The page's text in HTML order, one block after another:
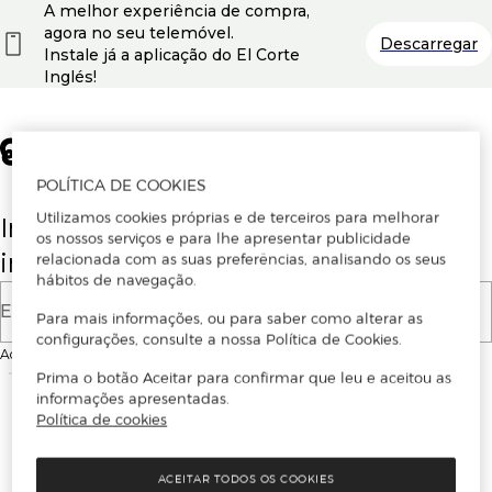
Insira o seu email para se registar ou
iniciar sessão.
E-mail
Ao continuar, aceitas as
A melhor experiência de compra,
agora no seu telemóvel.
Instale já a aplicação do El Corte
Inglés!
Descarregar
POLÍTICA DE COOKIES
Utilizamos cookies próprias e de terceiros para melhorar
os nossos serviços e para lhe apresentar publicidade
relacionada com as suas preferências, analisando os seus
hábitos de navegação.
Para mais informações, ou para saber como alterar as
configurações, consulte a nossa Política de Cookies.
Prima o botão Aceitar para confirmar que leu e aceitou as
informações apresentadas.
Política de cookies
ACEITAR TODOS OS COOKIES